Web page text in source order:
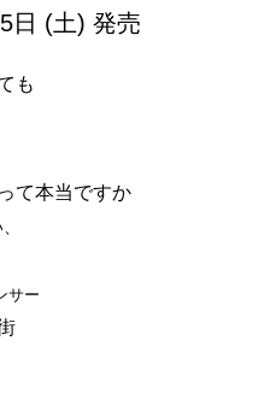
日 (土) 発売
も
て本当ですか
サー